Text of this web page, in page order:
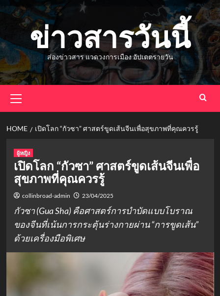
Skip
ข่าวสารวันนี้
ส่องข่าวสาร แวดวงการเมือง อัปเดตรายวัน
Menu
HOME เปิดโลก “กัวซา” ศาสตร์ขูดเส้นจีนเพื่อสุขภาพที่คุณควรรู้
ผู้หญิง
เปิดโลก “กัวซา” ศาสตร์ขูดเส้นจีนเพื่อ
สุขภาพที่คุณควรรู้
collinbroad-admin 23/04/2025
กัวซา (Gua Sha) คือศาสตร์การบำบัดแบบโบราณ
ของจีนที่เน้นการกระตุ้นร่างกายผ่าน “การขูดเส้น”
ด้วยเครื่องมือพิเศษ